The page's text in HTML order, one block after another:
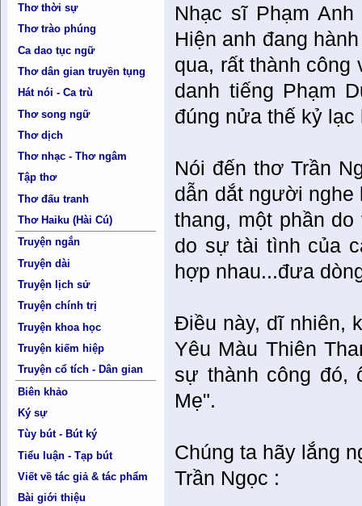
Thơ thời sự
Thơ trào phúng
Ca dao tục ngữ
Thơ dân gian truyền tụng
Hát nói - Ca trù
Thơ song ngữ
Thơ dịch
Thơ nhạc - Thơ ngâm
Tập thơ
Thơ đấu tranh
Thơ Haiku (Hài Cú)
Truyện ngắn
Truyện dài
Truyện lịch sử
Truyện chính trị
Truyện khoa học
Truyện kiếm hiệp
Truyện cổ tích - Dân gian
Biên khảo
Ký sự
Tùy bút - Bút ký
Tiểu luận - Tạp bút
Viết về tác giả & tác phẩm
Bài giới thiệu
Nhạc sĩ Phạm
Hiện anh đang
qua, rất thành
danh tiếng Phạm
đúng nửa thế kỷ lạc
Nói đến thơ Trần
dẫn dắt người nghe
thang, một phần
do sự tài tình của
hợp nhau...đưa
Điều này, dĩ nhiên,
Yêu Màu Thiên
sự thành công đó,
Mẹ".
Chúng ta hãy lắng
Trần Ngọc :